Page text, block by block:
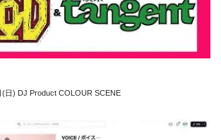
日) DJ Product COLOUR SCENE